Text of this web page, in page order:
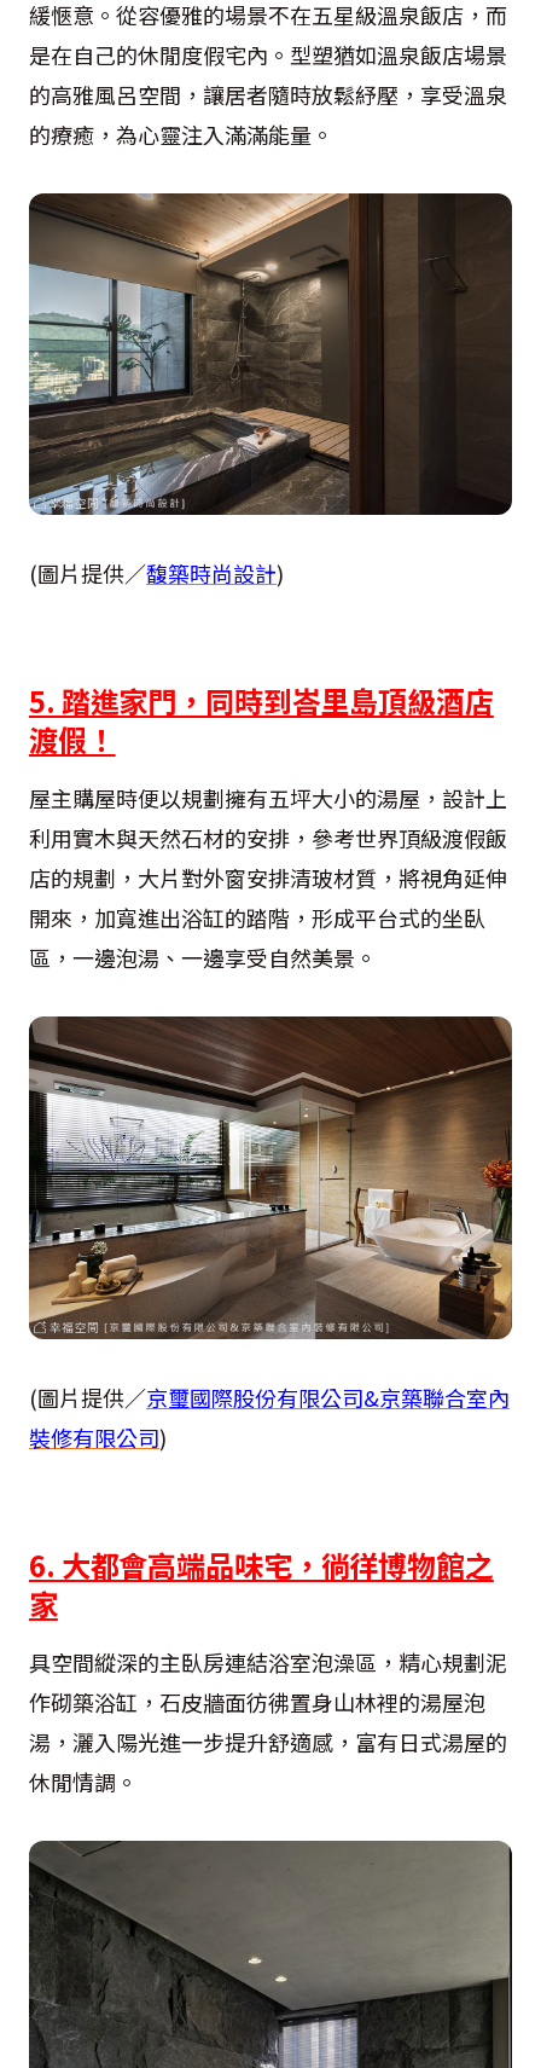
緩愜意。從容優雅的場景不在五星級溫泉飯店，而
是在自己的休閒度假宅內。型塑猶如溫泉飯店場景
的高雅風呂空間，讓居者隨時放鬆紓壓，享受溫泉
的療癒，為心靈注入滿滿能量。
(圖片提供／馥築時尚設計)
5. 踏進家門，同時到峇里島頂級酒店
渡假！
屋主購屋時便以規劃擁有五坪大小的湯屋，設計上
利用實木與天然石材的安排，參考世界頂級渡假飯
店的規劃，大片對外窗安排清玻材質，將視角延伸
開來，加寬進出浴缸的踏階，形成平台式的坐臥
區，一邊泡湯、一邊享受自然美景。
(圖片提供／京璽國際股份有限公司&京築聯合室內
裝修有限公司)
6. 大都會高端品味宅，徜徉博物館之
家
具空間縱深的主臥房連結浴室泡澡區，精心規劃泥
作砌築浴缸，石皮牆面彷彿置身山林裡的湯屋泡
湯，灑入陽光進一步提升舒適感，富有日式湯屋的
休閒情調。